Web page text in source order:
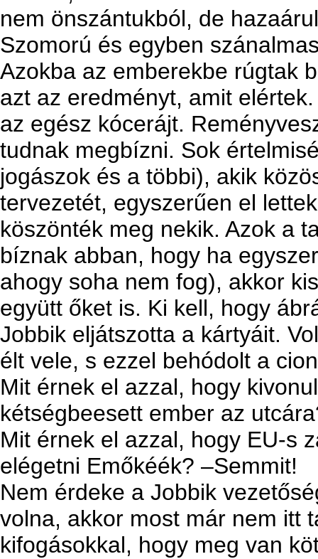
nem önszántukból, de
Szomorú és egyben
Azokba az emberekbe rúgtak
azt az eredményt, amit
az egész kócerájt.
tudnak megbízni. Sok
jogászok és a többi), akik
tervezetét, egyszerűen el
köszönték meg nekik. Azok a
bíznak abban, hogy ha
ahogy soha nem fog), akkor
együtt őket is. Ki kell, hogy
Jobbik eljátszotta a kártyáit.
élt vele, s ezzel behódolt a
Mit érnek el azzal, hogy
kétségbeesett ember az
Mit érnek el azzal, hogy EU-s
elégetni Emőkéék? –Semmit!
Nem érdeke a Jobbik
volna, akkor most már nem itt
kifogásokkal, hogy meg van